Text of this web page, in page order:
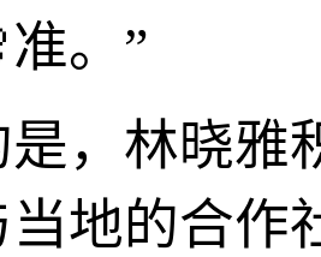
。”
，林晓雅
地的合作